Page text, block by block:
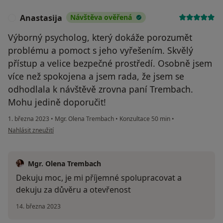
Anastasija Návštěva ověřená
Výborný psycholog, který dokáže porozumět
problému a pomoct s jeho vyřešením. Skvělý
přístup a velice bezpečné prostředí. Osobně jsem
více než spokojena a jsem rada, že jsem se
odhodlala k návštěvě zrovna paní Trembach.
Mohu jedině doporučit!
1. března 2023 • Mgr. Olena Trembach • Konzultace 50 min •
podle názoru uživatele Anastasija
Nahlásit zneužití
Mgr. Olena Trembach
Dekuju moc, je mi příjemné spolupracovat a
dekuju za důvěru a otevřenost
14. března 2023